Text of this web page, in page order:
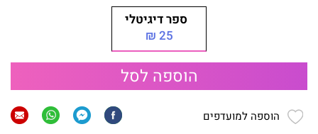
ספר דיגיטלי
25 ₪
הוספה לסל
הוספה למועדפים